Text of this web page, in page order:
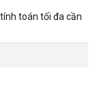
toán tối đa cần